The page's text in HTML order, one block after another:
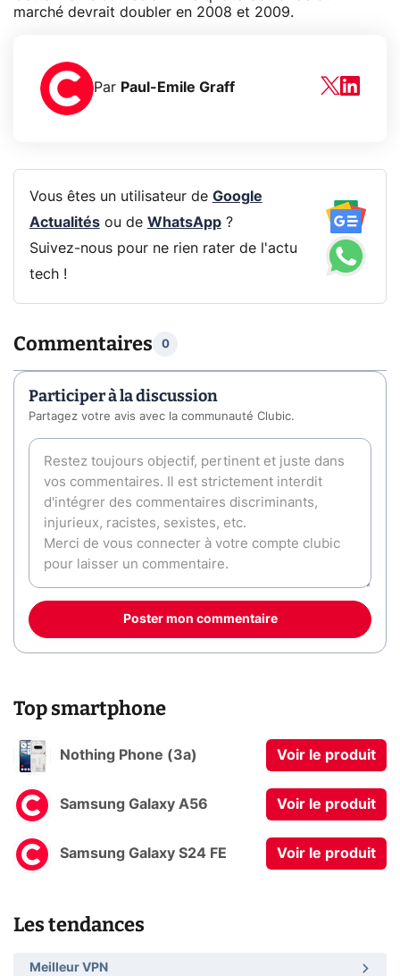
marché devrait doubler en 2008 et 2009.
Par Paul-Emile Graff
Vous êtes un utilisateur de Google
Actualitésou de WhatsApp?
Suivez-nous pour ne rien rater de l'actu
tech !
Commentaires 0
Participer à la discussion
Partagez votre avis avec la communauté Clubic.
Poster mon commentaire
Top smartphone
Nothing Phone (3a) Voir le produit
Samsung Galaxy A56 Voir le produit
Samsung Galaxy S24 FE Voir le produit
Les tendances
Meilleur VPN